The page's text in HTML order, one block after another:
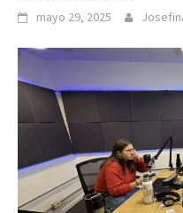
mayo 29, 2025